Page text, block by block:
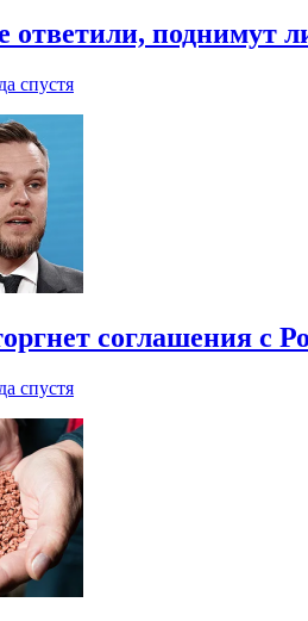
поднимут
спустя
соглашения с
спустя